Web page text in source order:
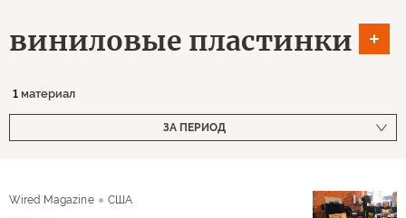
виниловые пластинки
1 материал
ЗА ПЕРИОД
Wired Magazine США